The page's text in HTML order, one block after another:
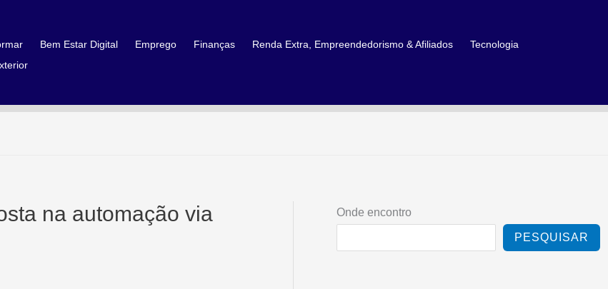
Bem Estar Digital Emprego Finanças Renda Extra, Empreendedorismo & Afiliados
Tecnologia
na automação via
Onde encontro
PESQUISAR